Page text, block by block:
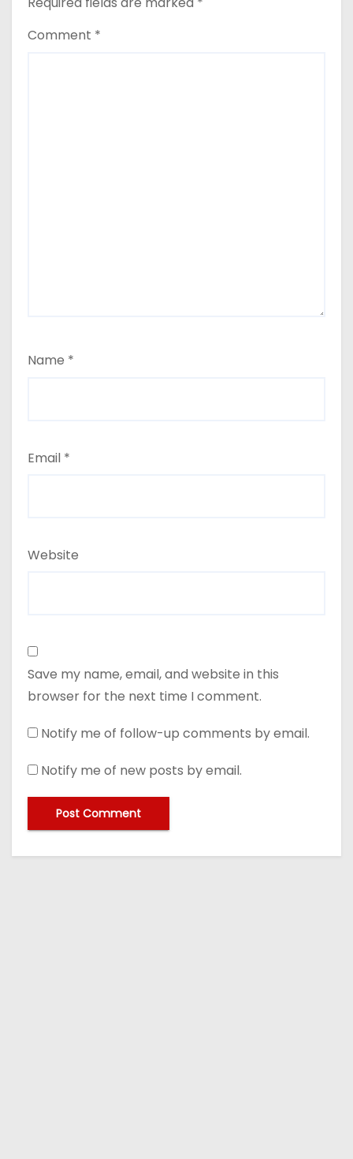
Comment *
Name *
Email *
Website
Save my name, email, and website in this
browser for the next time I comment.
Notify me of follow-up comments by email.
Notify me of new posts by email.